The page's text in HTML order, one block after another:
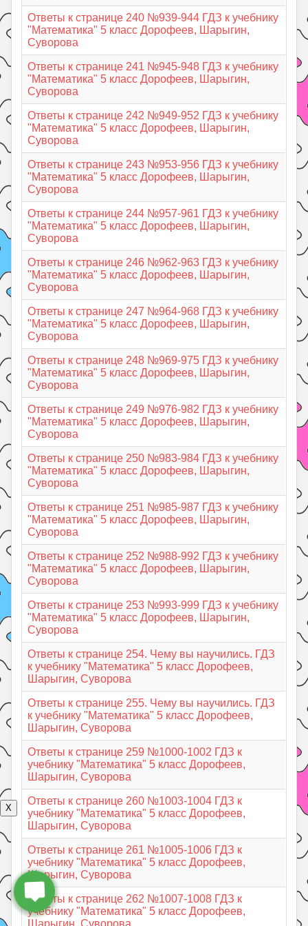
Ответы к странице 240 №939-944 ГДЗ к учебнику
"Математика" 5 класс Дорофеев, Шарыгин,
Суворова
Ответы к странице 241 №945-948 ГДЗ к учебнику
"Математика" 5 класс Дорофеев, Шарыгин,
Суворова
Ответы к странице 242 №949-952 ГДЗ к учебнику
"Математика" 5 класс Дорофеев, Шарыгин,
Суворова
Ответы к странице 243 №953-956 ГДЗ к учебнику
"Математика" 5 класс Дорофеев, Шарыгин,
Суворова
Ответы к странице 244 №957-961 ГДЗ к учебнику
"Математика" 5 класс Дорофеев, Шарыгин,
Суворова
Ответы к странице 246 №962-963 ГДЗ к учебнику
"Математика" 5 класс Дорофеев, Шарыгин,
Суворова
Ответы к странице 247 №964-968 ГДЗ к учебнику
"Математика" 5 класс Дорофеев, Шарыгин,
Суворова
Ответы к странице 248 №969-975 ГДЗ к учебнику
"Математика" 5 класс Дорофеев, Шарыгин,
Суворова
Ответы к странице 249 №976-982 ГДЗ к учебнику
"Математика" 5 класс Дорофеев, Шарыгин,
Суворова
Ответы к странице 250 №983-984 ГДЗ к учебнику
"Математика" 5 класс Дорофеев, Шарыгин,
Суворова
Ответы к странице 251 №985-987 ГДЗ к учебнику
"Математика" 5 класс Дорофеев, Шарыгин,
Суворова
Ответы к странице 252 №988-992 ГДЗ к учебнику
"Математика" 5 класс Дорофеев, Шарыгин,
Суворова
Ответы к странице 253 №993-999 ГДЗ к учебнику
"Математика" 5 класс Дорофеев, Шарыгин,
Суворова
Ответы к странице 254. Чему вы научились. ГДЗ
к учебнику "Математика" 5 класс Дорофеев,
Шарыгин, Суворова
Ответы к странице 255. Чему вы научились. ГДЗ
к учебнику "Математика" 5 класс Дорофеев,
Шарыгин, Суворова
Ответы к странице 259 №1000-1002 ГДЗ к
учебнику "Математика" 5 класс Дорофеев,
Шарыгин, Суворова
Ответы к странице 260 №1003-1004 ГДЗ к
учебнику "Математика" 5 класс Дорофеев,
Шарыгин, Суворова
Ответы к странице 261 №1005-1006 ГДЗ к
учебнику "Математика" 5 класс Дорофеев,
Шарыгин, Суворова
Ответы к странице 262 №1007-1008 ГДЗ к
учебнику "Математика" 5 класс Дорофеев,
Шарыгин, Суворова
X